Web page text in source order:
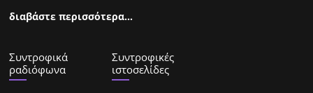
διαβάστε περισσότερα…
Συντροφικά
ραδιόφωνα
Συντροφικές
ιστοσελίδες